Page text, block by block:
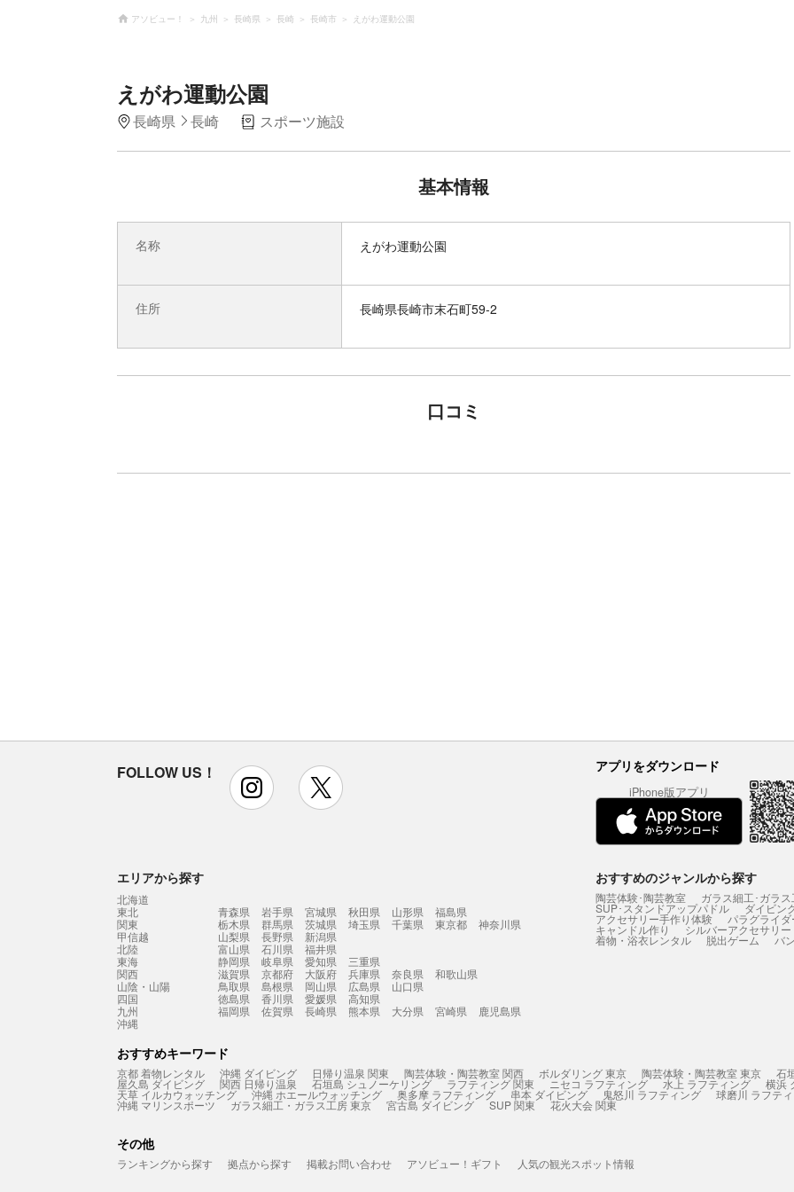
アソビュー！ 九州 長崎県 長崎 長崎市 えがわ運動公園
えがわ運動公園
長崎県 長崎 スポーツ施設
基本情報
名称 えがわ運動公園
住所 長崎県長崎市末石町59-2
口コミ
FOLLOW US！ instagram アプリをダウンロード
iPhone版アプリ
エリアから探す
北海道
東北
青森県 岩手県 宮城県 秋田県 山形県
福島県
関東
栃木県 群馬県 茨城県 埼玉県 千葉県 東京都
神奈川県
甲信越
山梨県 長野県
新潟県
北陸
富山県 石川県
福井県
東海
静岡県 岐阜県 愛知県
三重県
関西
滋賀県 京都府 大阪府 兵庫県 奈良県
和歌山県
山陰・山陽
鳥取県 島根県 岡山県 広島県
山口県
四国
徳島県 香川県 愛媛県
高知県
九州
福岡県 佐賀県 長崎県 熊本県 大分県 宮崎県
鹿児島県
沖縄
おすすめのジャンルから探す
陶芸体験･陶芸教室 ガラス細工･ガラ
SUP･スタンドアップパドル ダイビン
アクセサリー手作り体験 パラグライダ
キャンドル作り シルバーアクセサリ
着物・浴衣レンタル 脱出ゲーム バ
おすすめキーワード
京都 着物レンタル 沖縄 ダイビング 日帰り温泉 関東 陶芸体験・陶芸教室 関西 ボルダリング 東京 陶芸体験・陶芸教室 東京 石
屋久島 ダイビング 関西 日帰り温泉 石垣島 シュノーケリング ラフティング 関東 ニセコ ラフティング 水上 ラフティング 横浜
天草 イルカウォッチング 沖縄 ホエールウォッチング 奥多摩 ラフティング 串本 ダイビング 鬼怒川 ラフティング 球磨川 ラフテ
沖縄 マリンスポーツ ガラス細工・ガラス工房 東京 宮古島 ダイビング SUP 関東 花火大会 関東
その他
ランキングから探す 拠点から探す 掲載お問い合わせ アソビュー！ギフト 人気の観光スポット情報